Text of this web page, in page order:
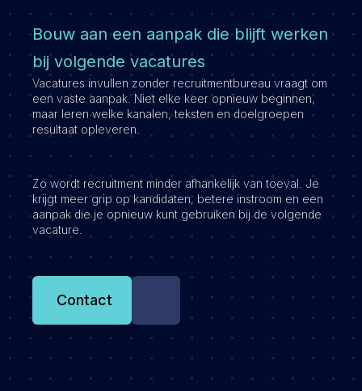
Bouw aan een aanpak die blijft werken
bij volgende vacatures
Vacatures invullen zonder recruitmentbureau vraagt om
een vaste aanpak. Niet elke keer opnieuw beginnen,
maar leren welke kanalen, teksten en doelgroepen
resultaat opleveren.
Zo wordt recruitment minder afhankelijk van toeval. Je
krijgt meer grip op kandidaten, betere instroom en een
aanpak die je opnieuw kunt gebruiken bij de volgende
vacature.
Contact